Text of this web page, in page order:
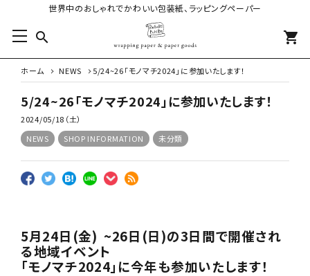
世界中のおしゃれでかわいい包装紙、ラッピングペーパー
search shopping_cart
ホーム NEWS 5/24~26「モノマチ2024」に参加いたします！
5/24~26「モノマチ2024」に参加いたします！
2024/05/18（土）
NEWS
SHOP INFORMATION 未分類
5月24日(金) ~26日(日)の3日間で開催され
る地域イベント
「モノマチ2024」に今年も参加いたします！